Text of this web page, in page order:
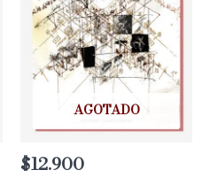
AGOTADO
$12.900